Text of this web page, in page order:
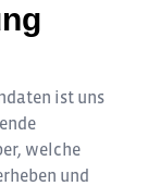
ist uns
welche
und